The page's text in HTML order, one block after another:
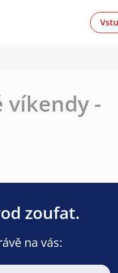
víkendy -
zoufat.
na vás: